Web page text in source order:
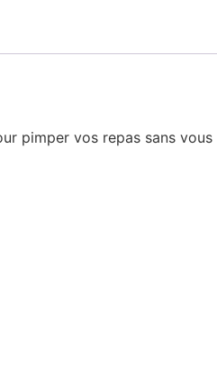
pimper vos repas sans vous